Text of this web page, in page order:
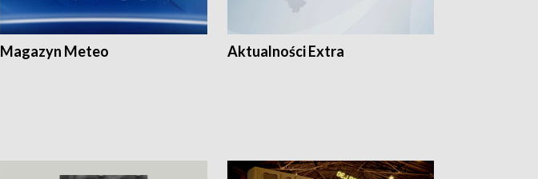
Magazyn Meteo Aktualności Extra